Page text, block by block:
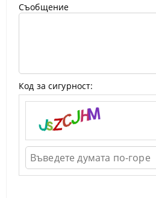
Съобщение
Код за сигурност: